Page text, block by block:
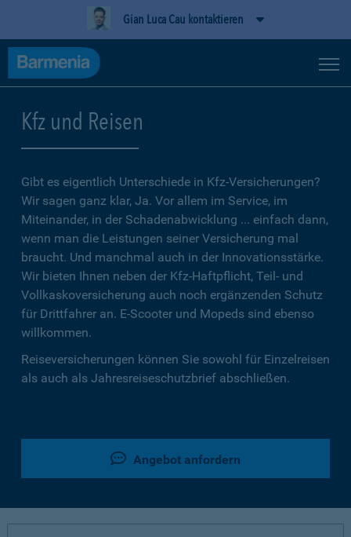
Gian Luca Cau kontaktieren
Kfz und Reisen
Gibt es eigentlich Unterschiede in Kfz-Versicherungen?
Wir sagen ganz klar, Ja. Vor allem im Service, im
Miteinander, in der Schadenabwicklung ... einfach dann,
wenn man die Leistungen seiner Versicherung mal
braucht. Und manchmal auch in der Innovationsstärke.
Wir bieten Ihnen neben der Kfz-Haftpflicht, Teil- und
Vollkaskoversicherung auch noch ergänzenden Schutz
für Drittfahrer an. E-Scooter und Mopeds sind ebenso
willkommen.
Reiseversicherungen können Sie sowohl für Einzelreisen
als auch als Jahresreiseschutzbrief abschließen.
Angebot anfordern